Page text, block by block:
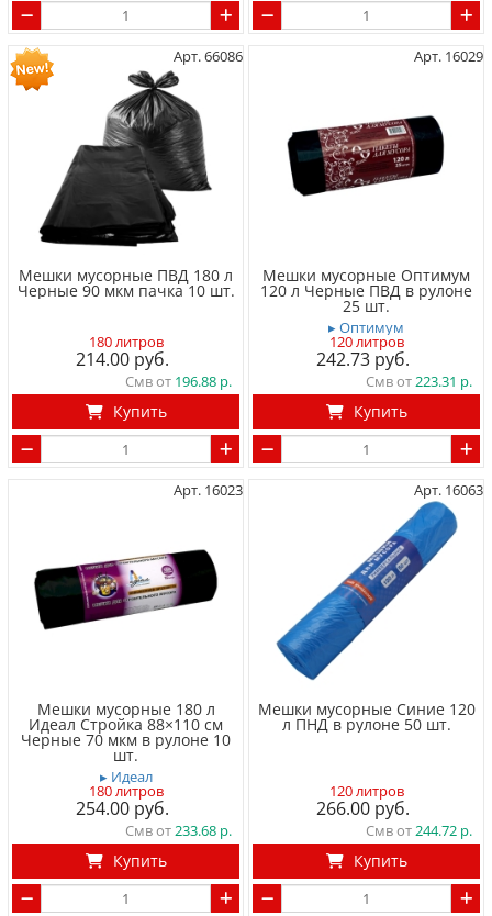
Арт. 66086
Мешки мусорные ПВД 180 л
Черные 90 мкм пачка 10 шт.
180 литров
214.00
Смв от 196.88
Купить
Арт. 16029
Мешки мусорные Оптимум
120 л Черные ПВД в рулоне
25 шт.
▸ Оптимум
120 литров
242.73
Смв от223.31
Купить
Арт. 16023
Мешки мусорные 180 л
Идеал Стройка 88×110 см
Черные 70 мкм в рулоне 10
шт.
▸ Идеал
180 литров
254.00
Смв от233.68
Купить
Арт. 16063
Мешки мусорные Синие 120
л ПНД в рулоне 50 шт.
120 литров
266.00
Смв от244.72
Купить